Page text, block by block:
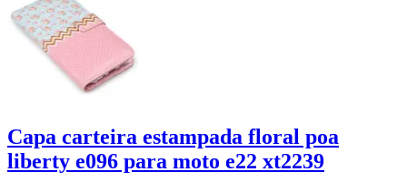
Capa carteira estampada floral poa
liberty e096 para moto e22 xt2239